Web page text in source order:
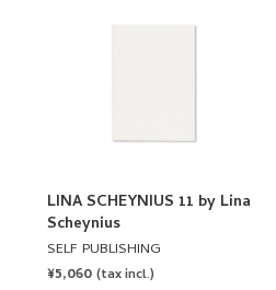
LINA SCHEYNIUS 11 by Lina
Scheynius
SELF PUBLISHING
REGULAR
¥5,060 (tax incl.)